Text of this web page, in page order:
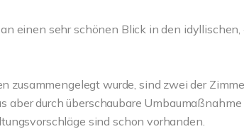
einen sehr schönen Blick in den idyllischen,
zusammengelegt wurde, sind zwei der
aber durch überschaubare
sind schon vorhanden.